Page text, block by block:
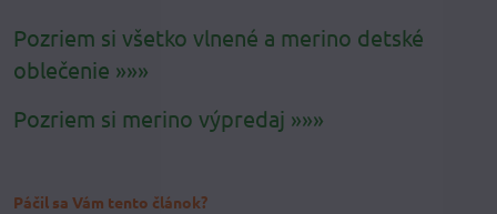
Pozriem si všetko vlnené a merino detské
oblečenie »»»
Pozriem si merino výpredaj »»»
Páčil sa Vám tento článok?